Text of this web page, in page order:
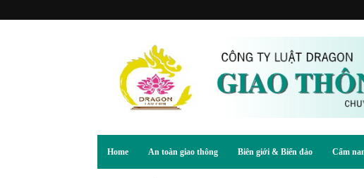
Home An toàn giao thông Biên giới & Biển đảo Cẩm